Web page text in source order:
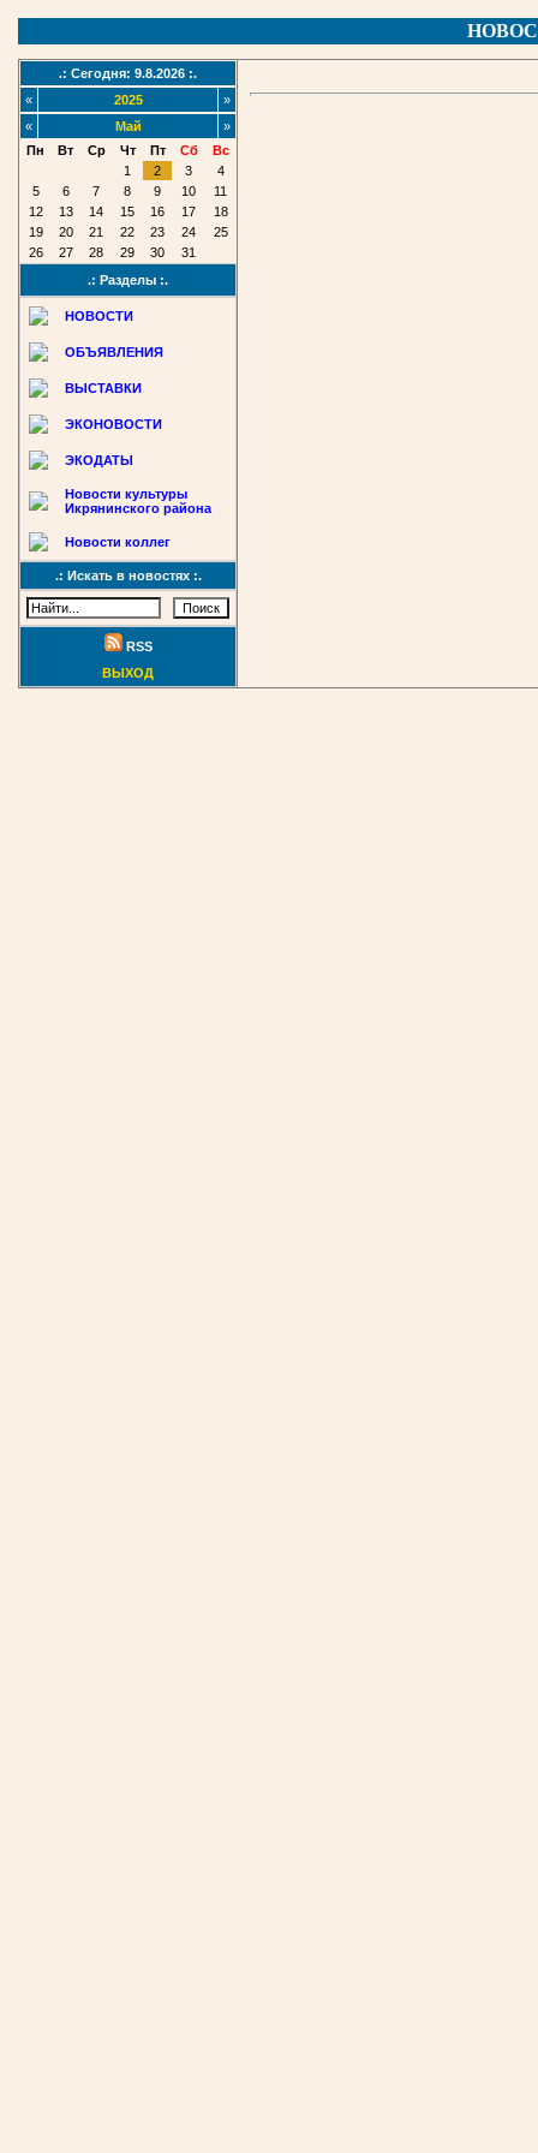
.: Сегодня: 9.8.2026 :.
«
2025
»
«
Май
»
Пн
Вт Ср Чт Пт Сб
Вс
1
2 3
4
5
6 7 8 9 10
11
12
13 14 15 16 17
18
19
20 21 22 23 24
25
26
27 28 29 30
31
.: Разделы :.
НОВОСТИ
ОБЪЯВЛЕНИЯ
ВЫСТАВКИ
ЭКОНОВОСТИ
ЭКОДАТЫ
Новости культуры
Икрянинского района
Новости коллег
.: Искать в новостях :.
RSS
ВЫХОД